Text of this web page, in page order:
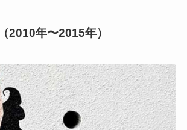
2010年〜2015年）